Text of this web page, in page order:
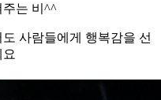
주는 비^^
사람들에게 행복감을 선